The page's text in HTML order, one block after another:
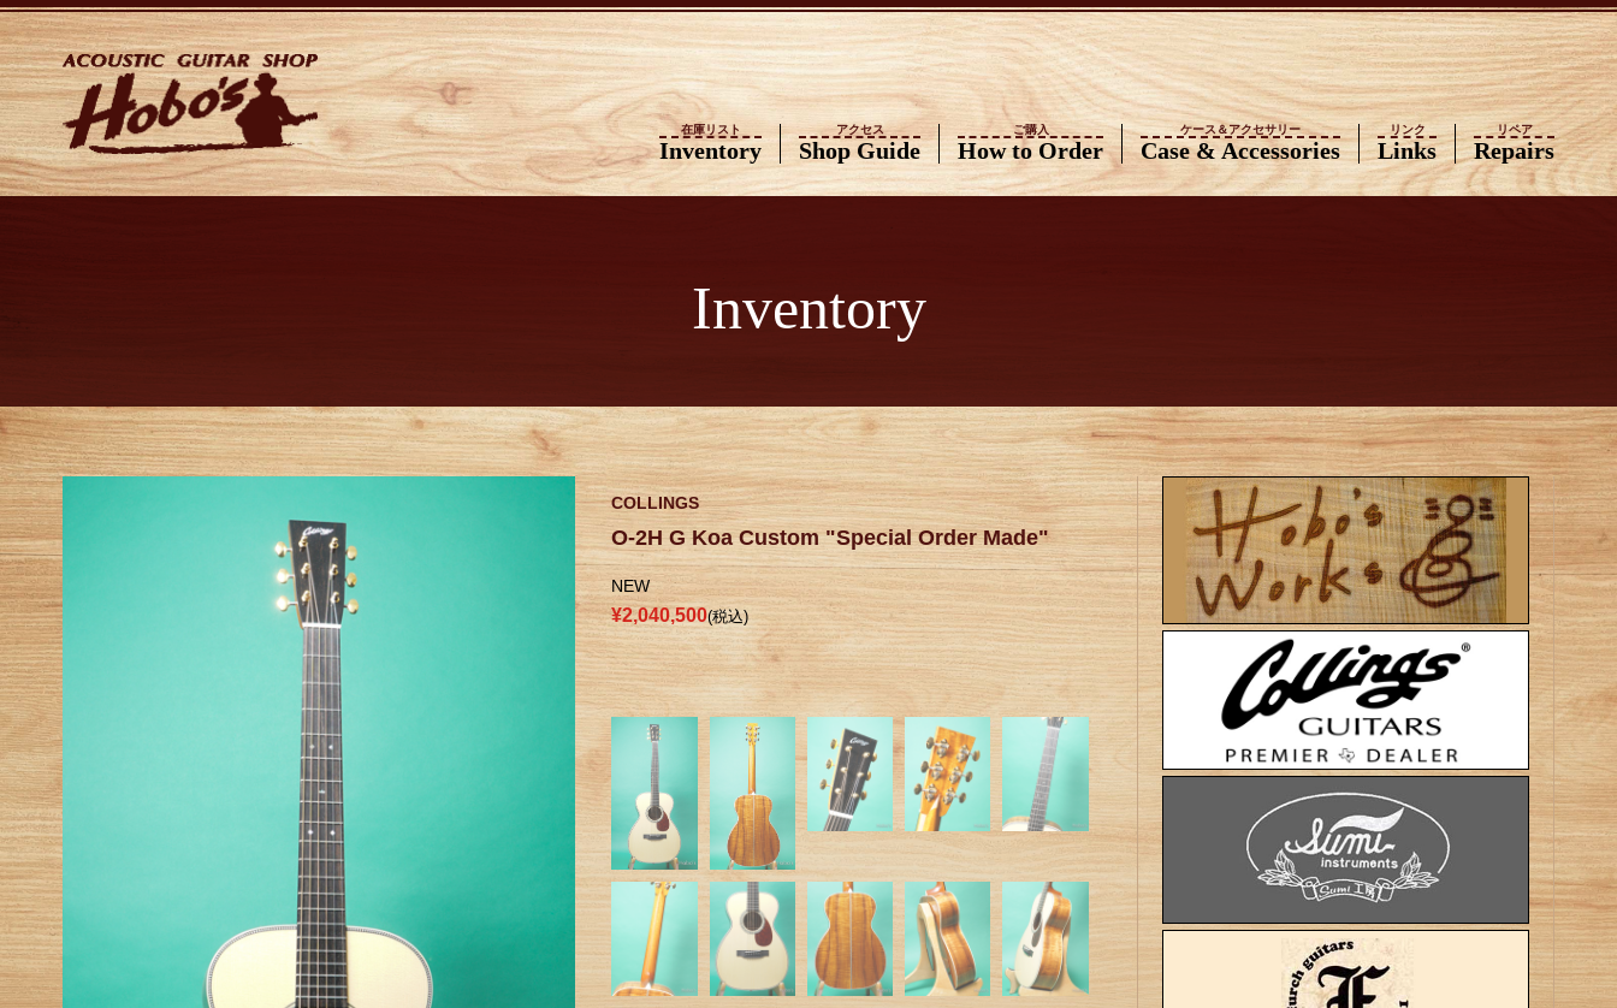
在庫リスト
Inventory
アクセス
Shop Guide
ご購入
How to Order
ケース＆アクセサリー
Case & Accessories
リンク
Links
リペア
Repairs
Inventory
COLLINGS
O-2H G Koa Custom "Special Order Made"
NEW
¥2,040,500(税込)